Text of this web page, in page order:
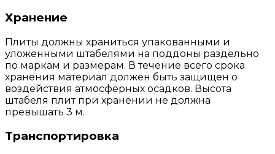
Хранение
Плиты должны храниться упакованными и
уложенными штабелями на поддоны раздельно
по маркам и размерам. В течение всего срока
хранения материал должен быть защищен о
воздействия атмосферных осадков. Высота
штабеля плит при хранении не должна
превышать 3 м.
Транспортировка